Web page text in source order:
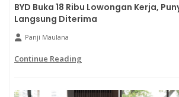
BYD Buka 18 Ribu Lowongan Kerja,
Langsung Diterima
Panji Maulana
Continue Reading